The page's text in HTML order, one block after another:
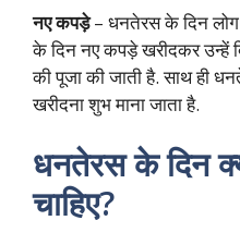
नए कपड़े– धनतेरस के दिन
के दिन नए कपड़े खरीदकर उन्हें
की पूजा की जाती है. साथ ही
खरीदना शुभ माना जाता है.
धनतेरस के दिन
चाहिए?